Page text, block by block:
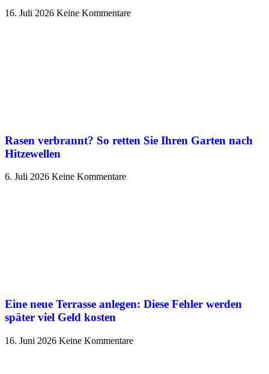
16. Juli 2026 Keine Kommentare
Rasen verbrannt? So retten Sie Ihren Garten nach
Hitzewellen
6. Juli 2026 Keine Kommentare
Eine neue Terrasse anlegen: Diese Fehler werden
später viel Geld kosten
16. Juni 2026 Keine Kommentare